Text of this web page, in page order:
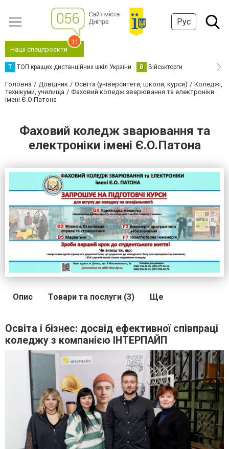
Рус
Наші спецпроєкти
11
Т ТОП кращих дистанційних шкіл України В Військторги
Головна Довідник Освіта (університети, школи, курси)
Коледжі,
технікуми, училища
Фаховий коледж зварювання та електроніки
імені Є.О.Патона
Фаховий коледж зварювання та
електроніки імені Є.О.Патона
Опис Товари та послуги (3) Ще
Освіта і бізнес: досвід ефективної співпраці
коледжу з компанією ІНТЕРПАЙП